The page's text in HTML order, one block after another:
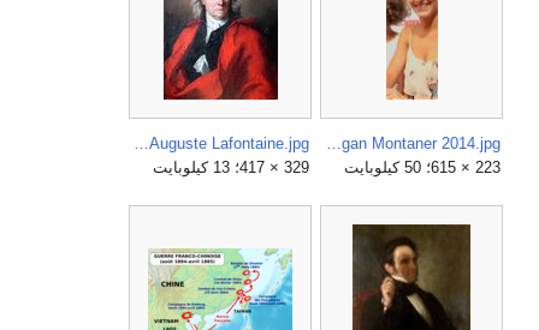
Megan Montaner 2014.jpg
223 × 615؛ 50 كيلوبايت
Mosnier Auguste Lafontaine.jpg
329 × 417؛ 13 كيلوبايت